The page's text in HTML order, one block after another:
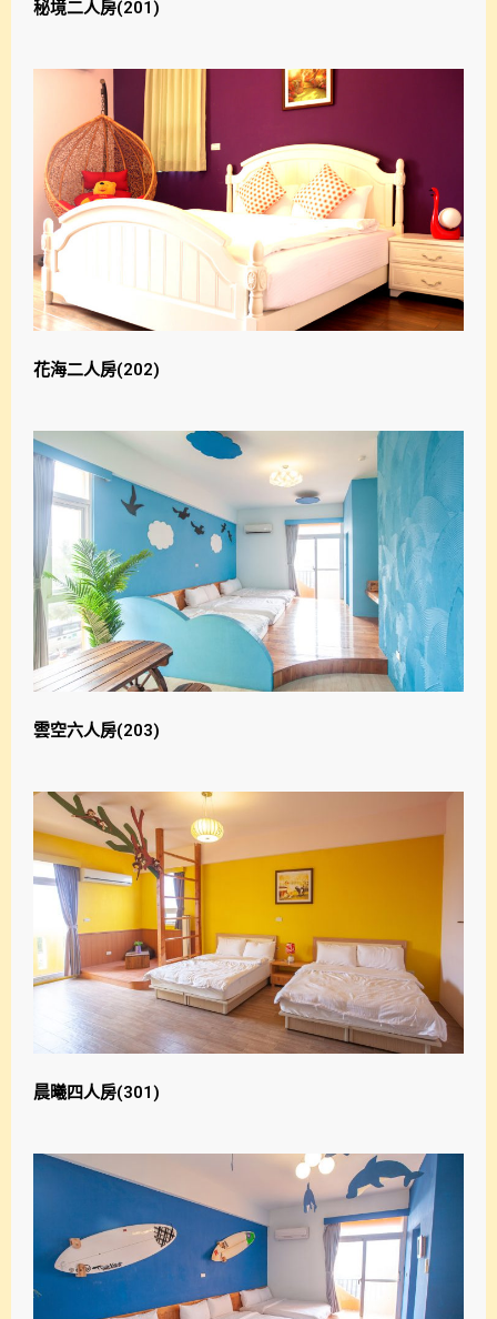
秘境二人房(201)
花海二人房(202)
雲空六人房(203)
晨曦四人房(301)